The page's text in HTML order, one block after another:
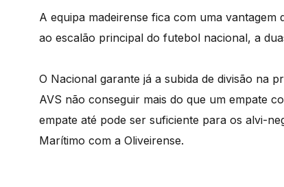
A equipa madeirense fica com uma
ao escalão principal do futebol nacional, a
O Nacional garante já a subida de divisão na
AVS não conseguir mais do que um empate
empate até pode ser suficiente para os alvi-
Marítimo com a Oliveirense.